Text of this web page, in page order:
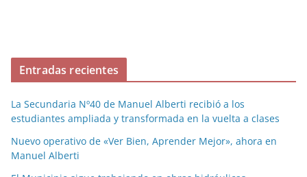
Entradas recientes
La Secundaria Nº40 de Manuel Alberti recibió a los
estudiantes ampliada y transformada en la vuelta a clases
Nuevo operativo de «Ver Bien, Aprender Mejor», ahora en
Manuel Alberti